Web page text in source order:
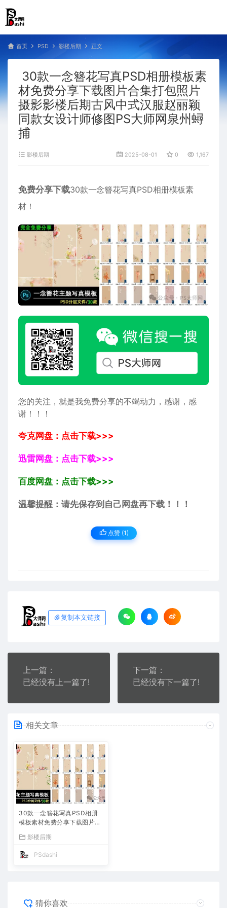
首页 PSD 影楼后期 正文
30款一念簪花写真PSD相册模板素
材免费分享下载图片合集打包照片
摄影影楼后期古风中式汉服赵丽颖
同款女设计师修图PS大师网泉州蟳
捕
影楼后期 2025-08-01 0 1,167
免费分享下载30款一念簪花写真PSD相册模板素
材！
您的关注，就是我免费分享的不竭动力，感谢，感
谢！！！
夸克网盘：点击下载>>>
迅雷网盘：点击下载>>>
百度网盘：点击下载>>>
温馨提醒：请先保存到自己网盘再下载！！！
点赞 (1)
复制本文链接
上一篇：
已经没有上一篇了!
下一篇：
已经没有下一篇了!
相关文章
30款一念簪花写真PSD相册
模板素材免费分享下载图片合
中式汉服赵丽颖同款女设计师
修图PS大师网泉州蟳捕
影楼后期
PSdashi
猜你喜欢